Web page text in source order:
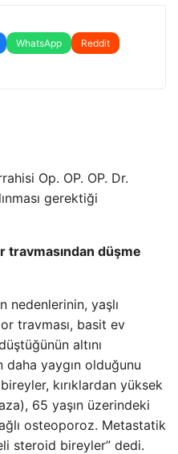
WhatsApp
Reddit
Op. OP. OP. Dr.
gerektiği
travmasından düşme
nedenlerinin, yaşlı
travması, basit ev
altını
daha yaygın olduğunu
kırıklardan yüksek
65 yaşın üzerindeki
osteoporoz. Metastatik
steroid bireyler” dedi.